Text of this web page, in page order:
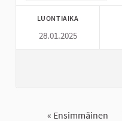
LUONTIAIKA
28.01.2025
« Ensimmäinen